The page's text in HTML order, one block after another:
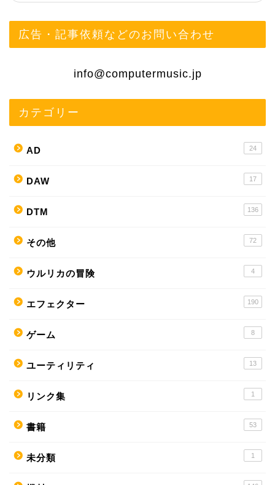
広告・記事依頼などのお問い合わせ
info@computermusic.jp
カテゴリー
AD 24
DAW 17
DTM 136
その他 72
ウルリカの冒険 4
エフェクター 190
ゲーム 8
ユーティリティ 13
リンク集 1
書籍 53
未分類 1